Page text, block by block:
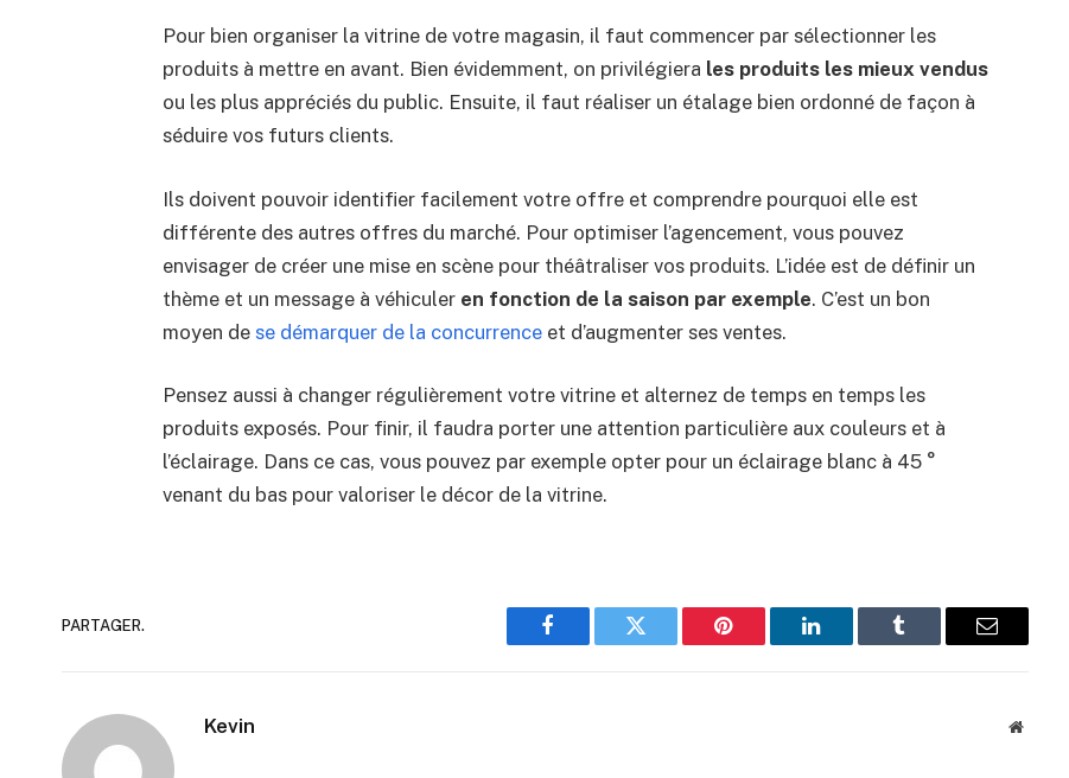
Pour bien organiser la vitrine de votre magasin, il faut commencer par sélectionner les
produits à mettre en avant. Bien évidemment, on privilégiera les produits les mieux vendus
ou les plus appréciés du public. Ensuite, il faut réaliser un étalage bien ordonné de façon à
séduire vos futurs clients.
Ils doivent pouvoir identifier facilement votre offre et comprendre pourquoi elle est
différente des autres offres du marché. Pour optimiser l’agencement, vous pouvez
envisager de créer une mise en scène pour théâtraliser vos produits. L’idée est de définir un
thème et un message à véhiculer en fonction de la saison par exemple. C’est un bon
moyen de se démarquer de la concurrenceet d’augmenter ses ventes.
Pensez aussi à changer régulièrement votre vitrine et alternez de temps en temps les
produits exposés. Pour finir, il faudra porter une attention particulière aux couleurs et à
l’éclairage. Dans ce cas, vous pouvez par exemple opter pour un éclairage blanc à 45 °
venant du bas pour valoriser le décor de la vitrine.
PARTAGER.
Facebook Twitter Pinterest LinkedIn Tumblr Email
Kevin Website